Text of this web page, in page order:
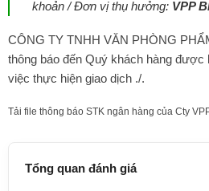
khoản / Đơn vị thụ hưởng: VPP
CÔNG TY TNHH VĂN PHÒNG
thông báo đến Quý khách hàng được
việc thực hiện giao dịch ./.
Tải file thông báo STK ngân hàng của Cty
Tổng quan đánh giá